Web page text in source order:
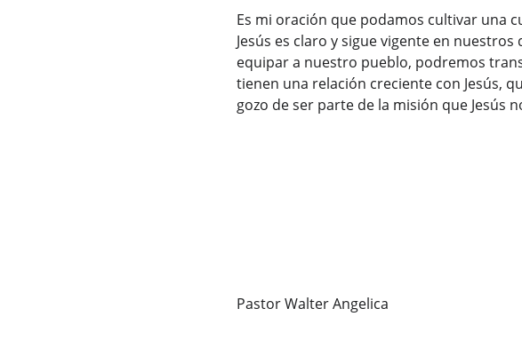
Es mi oración que podamos cultivar una
Jesús es claro y sigue vigente en nuestros
equipar a nuestro pueblo, podremos
tienen una relación creciente con Jesús,
gozo de ser parte de la misión que Jesús
Pastor Walter Angelica